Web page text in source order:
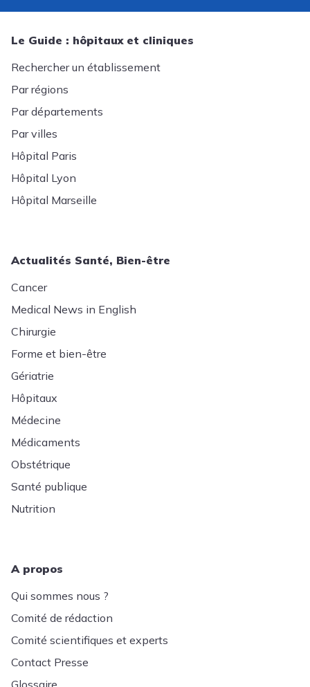
Le Guide : hôpitaux et cliniques
Rechercher un établissement
Par régions
Par départements
Par villes
Hôpital Paris
Hôpital Lyon
Hôpital Marseille
Actualités Santé, Bien-être
Cancer
Medical News in English
Chirurgie
Forme et bien-être
Gériatrie
Hôpitaux
Médecine
Médicaments
Obstétrique
Santé publique
Nutrition
A propos
Qui sommes nous ?
Comité de rédaction
Comité scientifiques et experts
Contact Presse
Glossaire